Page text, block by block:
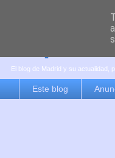
es por
El blog de Madrid y su actualidad,
Este blog